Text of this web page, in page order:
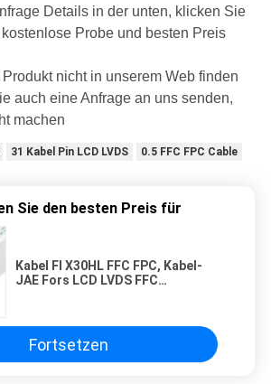
Details in der unten, klicken Sie
Probe und besten Preis
nicht in unserem Web finden
auch eine Anfrage an uns senden,
machen
31 Kabel Pin LCD LVDS 0.5 FFC FPC Cable
Sie den besten Preis für
Kabel FI X30HL FFC FPC, Kabel-
JAE Fors LCD LVDS FFC
Fortsetzen